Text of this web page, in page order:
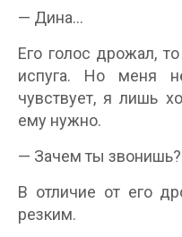
— Дина…
Его голос дрожал,
испуга. Но меня
чувствует, я лишь
ему нужно.
— Зачем ты звонишь?
В отличие от его
резким.